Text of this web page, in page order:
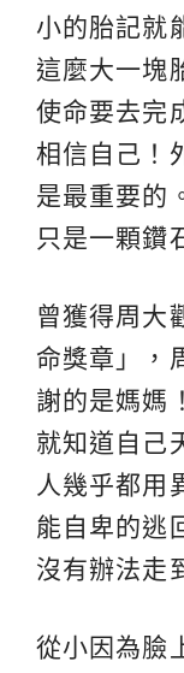
小的胎記就
這麼大一塊
使命要去完
相信自己！
是最重要的
只是一顆鑽
曾獲得周大
命獎章」，
謝的是媽媽
就知道自己
人幾乎都用
能自卑的逃
沒有辦法走
從小因為臉